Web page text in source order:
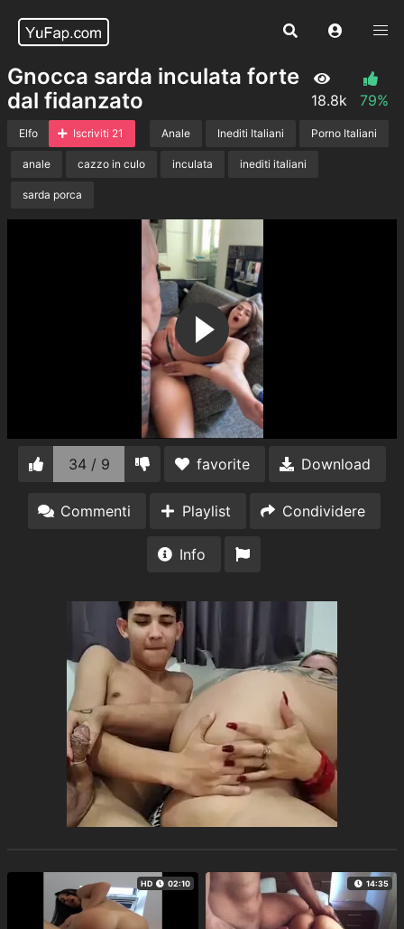
Gnocca sarda inculata forte
dal fidanzato
18.8k 79%
Elfo Iscriviti 21 Anale Inediti Italiani Porno Italiani
anale cazzo in culo inculata inediti italiani
sarda porca
34 / 9 favorite Download
Commenti Playlist Condividere
Info
HD 02:10 14:35